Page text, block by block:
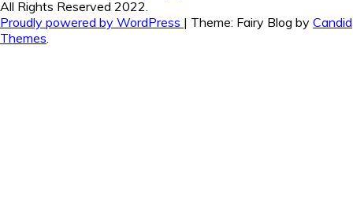
All Rights Reserved 2022.
Proudly powered by WordPress | Theme: Fairy Blog by Candid
Themes